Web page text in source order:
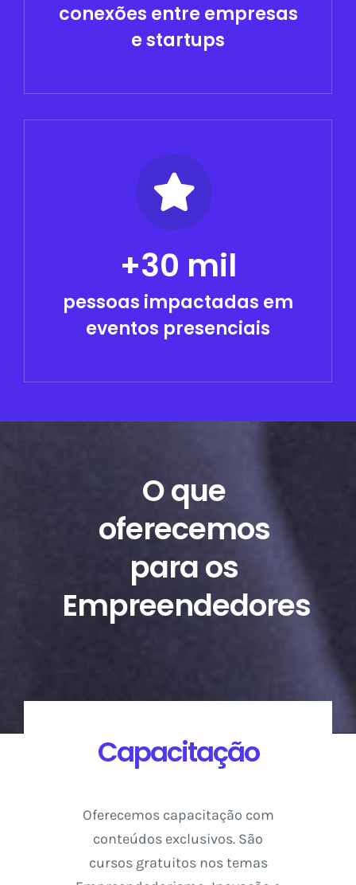
conexões entre empresas
e startups
+30 mil
pessoas impactadas em
eventos presenciais
O que
oferecemos
para os
Empreendedores
Capacitação
Oferecemos capacitação com
conteúdos exclusivos. São
cursos gratuitos nos temas